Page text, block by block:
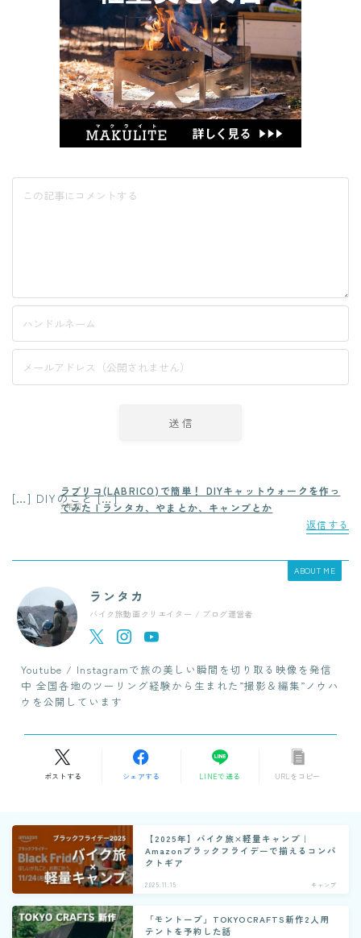
ラブリコ(LABRICO)で簡単！ DIYキャットウォークを作っ
てみた | ランタカ、やまとか、キャンプとか
7年前
[…] DIYのこと […]
返信する
ABOUT ME
ランタカ
バイク旅動画クリエイター / ブログ運営者
Youtube / Instagramで旅の美しい瞬間を切り取る映像を発信
中 全国各地のツーリング経験から生まれた”撮影＆編集”ノウハ
ウを公開しています
ポストする シェアする LINEで送る URLをコピー
【2025年】バイク旅×軽量キャンプ｜
Amazonブラックフライデーで揃えるコンパ
クトギア
2025.11.15 キャンプ
「モントープ」TOKYOCRAFTS新作2人用
テントを予約した話